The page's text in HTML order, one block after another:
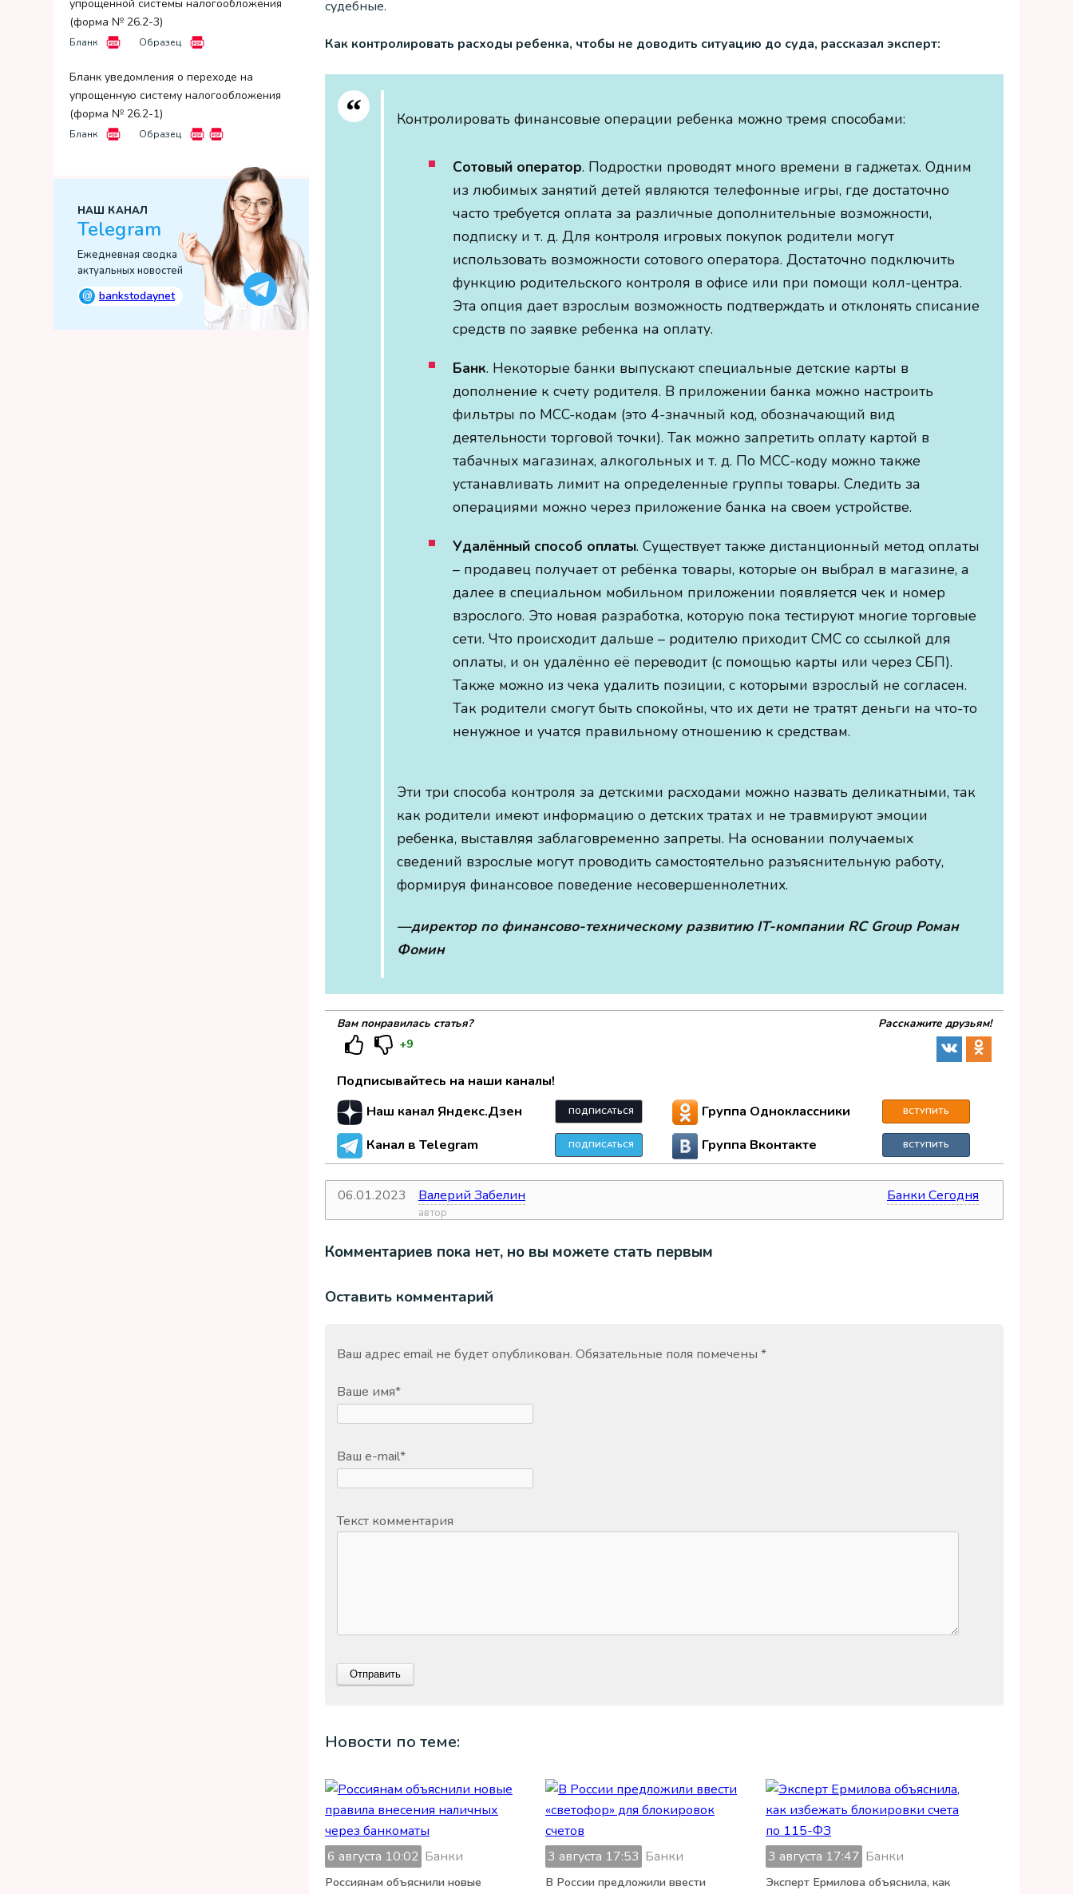
упрощенной системы налогообложения
(форма № 26.2-3)
Бланк Образец
Бланк уведомления о переходе на
упрощенную систему налогообложения
(форма № 26.2-1)
Бланк Образец
НАШ КАНАЛ
Telegram
Ежедневная сводка
актуальных новостей
@ bankstodaynet
судебные.
Как контролировать расходы ребенка, чтобы не доводить ситуацию до суда, рассказал эксперт:
Контролировать финансовые операции ребенка можно тремя способами:
Сотовый оператор. Подростки проводят много времени в гаджетах. Одним
из любимых занятий детей являются телефонные игры, где достаточно
часто требуется оплата за различные дополнительные возможности,
подписку и т. д. Для контроля игровых покупок родители могут
использовать возможности сотового оператора. Достаточно подключить
функцию родительского контроля в офисе или при помощи колл-центра.
Эта опция дает взрослым возможность подтверждать и отклонять списание
средств по заявке ребенка на оплату.
Банк. Некоторые банки выпускают специальные детские карты в
дополнение к счету родителя. В приложении банка можно настроить
фильтры по MCC-кодам (это 4-значный код, обозначающий вид
деятельности торговой точки). Так можно запретить оплату картой в
табачных магазинах, алкогольных и т. д. По МСС-коду можно также
устанавливать лимит на определенные группы товары. Следить за
операциями можно через приложение банка на своем устройстве.
Удалённый способ оплаты. Существует также дистанционный метод оплаты
– продавец получает от ребёнка товары, которые он выбрал в магазине, а
далее в специальном мобильном приложении появляется чек и номер
взрослого. Это новая разработка, которую пока тестируют многие торговые
сети. Что происходит дальше – родителю приходит СМС со ссылкой для
оплаты, и он удалённо её переводит (с помощью карты или через СБП).
Также можно из чека удалить позиции, с которыми взрослый не согласен.
Так родители смогут быть спокойны, что их дети не тратят деньги на что-то
ненужное и учатся правильному отношению к средствам.
Эти три способа контроля за детскими расходами можно назвать деликатными, так
как родители имеют информацию о детских тратах и не травмируют эмоции
ребенка, выставляя заблаговременно запреты. На основании получаемых
сведений взрослые могут проводить самостоятельно разъяснительную работу,
формируя финансовое поведение несовершеннолетних.
—директор по финансово-техническому развитию IT-компании RC Group Роман
Фомин
Вам понравилась статья?
+9
Расскажите друзьям!
Подписывайтесь на наши каналы!
Наш канал Яндекс.Дзен
ПОДПИСАТЬСЯ
Канал в Telegram ПОДПИСАТЬСЯ
Группа Одноклассники ВСТУПИТЬ
Группа Вконтакте ВСТУПИТЬ
06.01.2023
автор
Валерий Забелин Банки Сегодня
Комментариев пока нет, но вы можете стать первым
Оставить комментарий
Ваш адрес email не будет опубликован. Обязательные поля помечены *
Ваше имя*
Ваш e-mail*
Текст комментария
Новости по теме:
6 августа 10:02 Банки
Россиянам объяснили новые
3 августа 17:53 Банки
В России предложили ввести
3 августа 17:47 Банки
Эксперт Ермилова объяснила, как